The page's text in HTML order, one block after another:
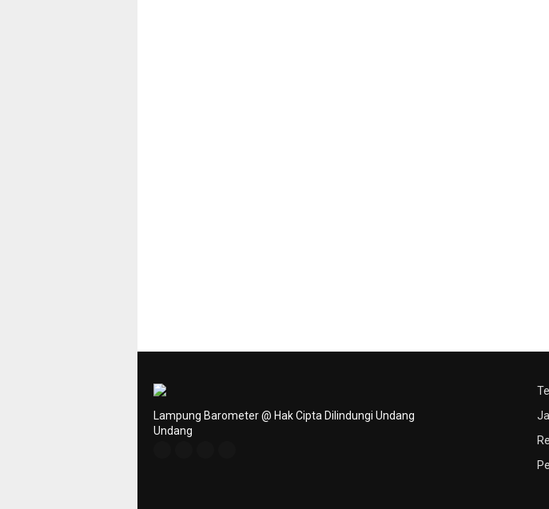
Lampung Barometer @ Hak Cipta Dilindungi Undang
Undang